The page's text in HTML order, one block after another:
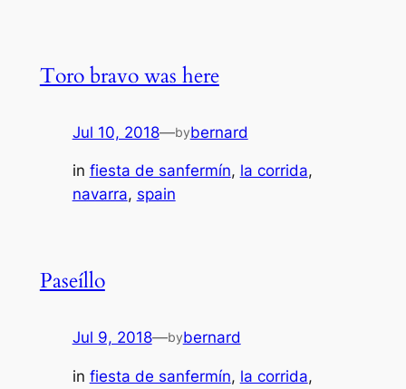
Toro bravo was here
Jul 10, 2018—bybernard
in fiesta de sanfermín, la corrida
navarra, spain
Paseíllo
Jul 9, 2018—bybernard
in fiesta de sanfermín, la corrida